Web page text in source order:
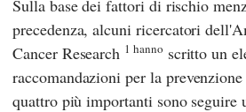
Sulla base dei fattori di rischio
precedenza, alcuni ricercatori
Cancer Research 1 hanno scritto un
raccomandazioni per la
quattro più importanti sono seguire